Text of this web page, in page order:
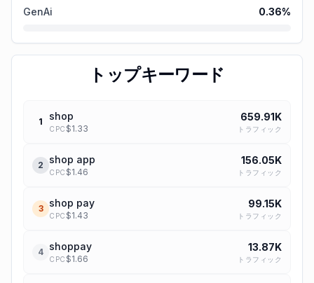
GenAi 0.36%
トップキーワード
1 shop
CPC $1.33
659.91K
トラフィック
2 shop app
CPC $1.46
156.05K
トラフィック
3 shop pay
CPC $1.43
99.15K
トラフィック
4 shoppay
CPC $1.66
13.87K
トラフィック